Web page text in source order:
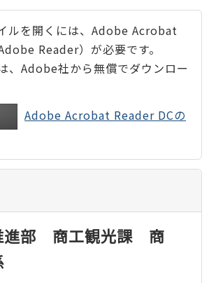
ルを開くには、Adobe Acrobat
Reader）が必要です。
、Adobe社から無償でダウンロー
Adobe Acrobat Reader DCの
進部 商工観光課 商